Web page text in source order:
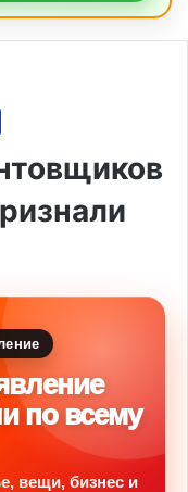
по всему
вещи, бизнес и